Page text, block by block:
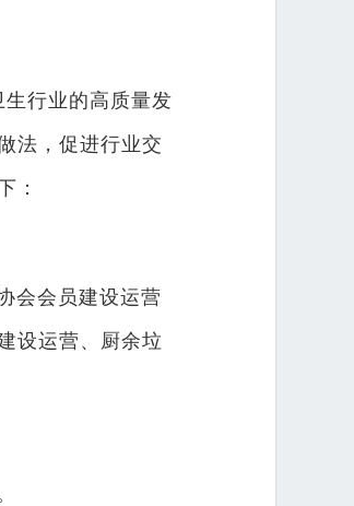
行业的高质量发
法，促进行业交
：
会会员建设运营
设运营、厨余垃